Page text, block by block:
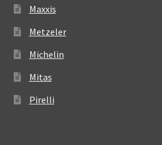
Maxxis
Metzeler
Michelin
Mitas
Pirelli